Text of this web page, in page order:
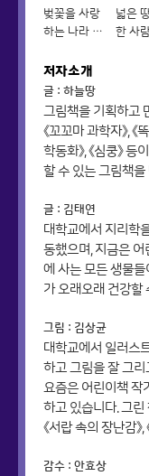
벚꽃을 사랑
하는 나라 일
넓은
한 사
저자소개
글 : 하늘땅
그림책을 기획하고
《꼬꼬마 과학자》, 《
학동화》, 《심쿵》
할 수 있는 그림책
글 : 김태연
대학교에서 지리학
동했으며, 지금은
에 사는 모든 생물
가 오래오래 건강할
그림 : 김상균
대학교에서 일러스
하고 그림을 잘 그
요즘은 어린이책 작
하고 있습니다. 그린
《서랍 속의 장난감》
감수 : 안효상